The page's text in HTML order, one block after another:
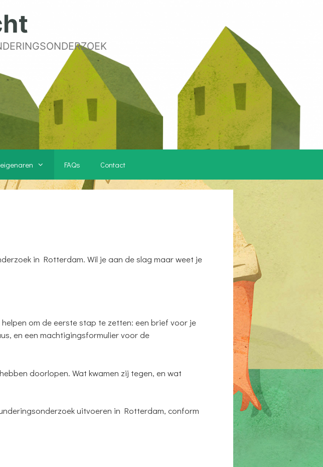
FAQs Contact
in Rotterdam. Wil je aan de slag maar weet je
om de eerste stap te zetten: een brief voor je
en een machtigingsformulier voor de
doorlopen. Wat kwamen zij tegen, en wat
uitvoeren in Rotterdam, conform